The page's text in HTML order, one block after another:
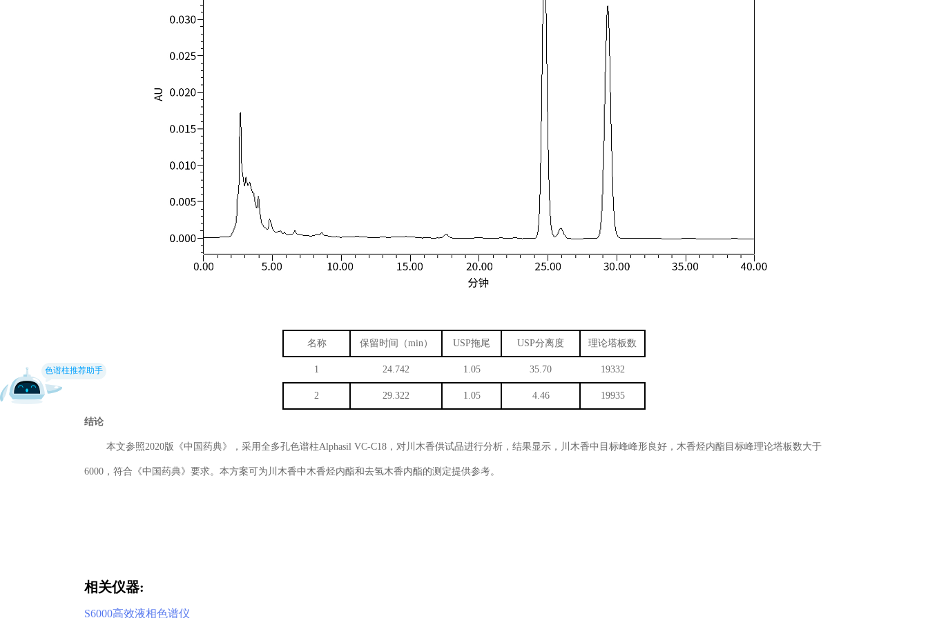
名称 保留时间（min） USP拖尾 USP分离度 理论塔板数
1 24.742 1.05 35.70 19332
2 29.322 1.05 4.46 19935
结论
本文参照2020版《中国药典》，采用全多孔色谱柱Alphasil VC-C18，对川木香供试品进行分析，结果显示，川木香中目标峰峰形良好，木香烃内酯目标峰理论塔板数大于
6000，符合《中国药典》要求。本方案可为川木香中木香烃内酯和去氢木香内酯的测定提供参考。
相关仪器:
S6000高效液相色谱仪
色谱柱推荐助手